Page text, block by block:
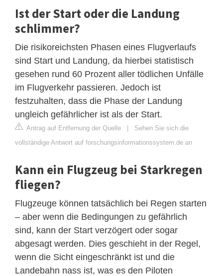
Ist der Start oder die Landung
schlimmer?
Die risikoreichsten Phasen eines Flugverlaufs
sind Start und Landung, da hierbei statistisch
gesehen rund 60 Prozent aller tödlichen Unfälle
im Flugverkehr passieren. Jedoch ist
festzuhalten, dass die Phase der Landung
ungleich gefährlicher ist als der Start.
Antrag auf Entfernung der Quelle | Sehen Sie sich die
vollständige Antwort auf forschungsinformationssystem.de an
Kann ein Flugzeug bei Starkregen
fliegen?
Flugzeuge können tatsächlich bei Regen starten
– aber wenn die Bedingungen zu gefährlich
sind, kann der Start verzögert oder sogar
abgesagt werden. Dies geschieht in der Regel,
wenn die Sicht eingeschränkt ist und die
Landebahn nass ist, was es den Piloten